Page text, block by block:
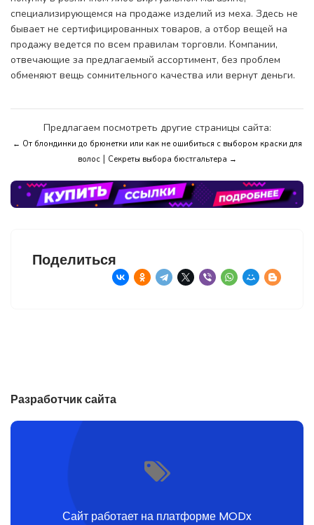
специализирующемся на продаже изделий из меха. Здесь не
бывает не сертифицированных товаров, а отбор вещей на
продажу ведется по всем правилам торговли. Компании,
отвечающие за предлагаемый ассортимент, без проблем
обменяют вещь сомнительного качества или вернут деньги.
Предлагаем посмотреть другие страницы сайта:
← От блондинки до брюнетки или как не ошибиться с выбором краски для
волос| Секреты выбора бюстгальтера →
Поделиться
Разработчик сайта
Сайт работает на платформе MODx